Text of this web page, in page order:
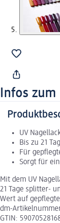
Infos
UV
Bis zu 21
Für
Sorgt für
Mit dem UV
21 Tage splitter-
Wert auf
dm-
GTIN: